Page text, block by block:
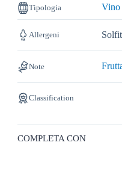
Tipologia Vino
Allergeni
Note
Classification
COMPLETA CON